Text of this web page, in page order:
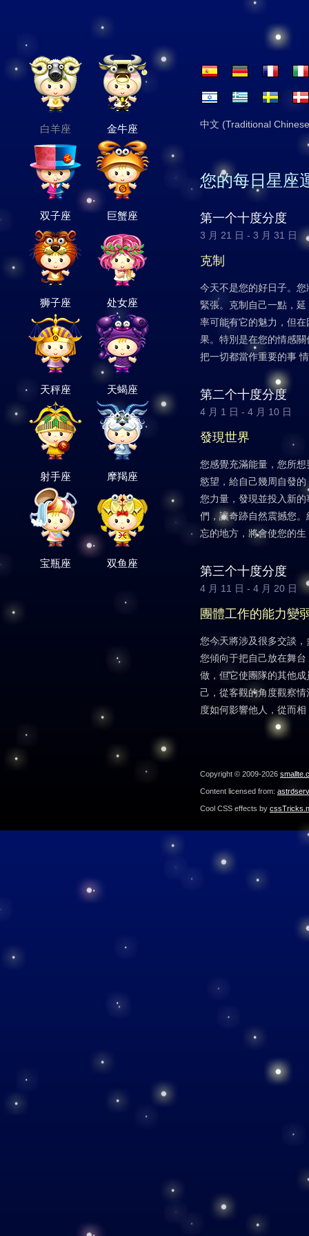
白羊座 金牛座
双子座 巨蟹座
狮子座 处女座
天秤座 天蝎座
射手座 摩羯座
宝瓶座 双鱼座
中文 (Traditional
您的每日星座
第一个十度分度
3 月 21 日 - 3 月 31 日
克制
今天不是您的好日子。
緊張。克制自己一點，
率可能有它的魅力，但
果。特別是在您的情感
把一切都當作重要的事
第二个十度分度
4 月 1 日 - 4 月 10 日
發現世界
您感覺充滿能量，您所
慾望，給自己幾周自發
您力量，發現並投入新
們，讓奇跡自然震撼您
忘的地方，將會使您的生
第三个十度分度
4 月 11 日 - 4 月 20 日
團體工作的能力變
您今天將涉及很多交談
您傾向于把自己放在舞
做，但它使團隊的其他
己，從客觀的角度觀察
度如何影響他人，從而
Copyright © 2009-2026
Content licensed from:
Cool CSS effects by